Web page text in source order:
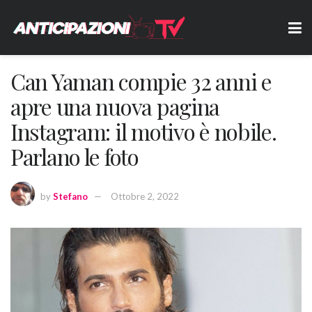
Can Yaman compie 32 anni e
apre una nuova pagina
Instagram: il motivo è nobile.
Parlano le foto
byStefano Ottobre 2, 2022